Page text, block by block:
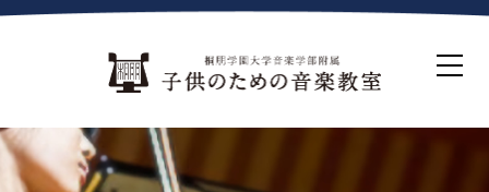
ホーム
生徒募集について
教室案内
コース紹介
概要・沿革